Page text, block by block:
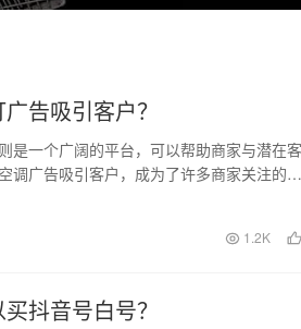
告吸引客户？
是一个广阔的平台，可以帮助商家与潜在客
调广告吸引客户，成为了许多商家关注的焦
1.2K
抖音号白号？